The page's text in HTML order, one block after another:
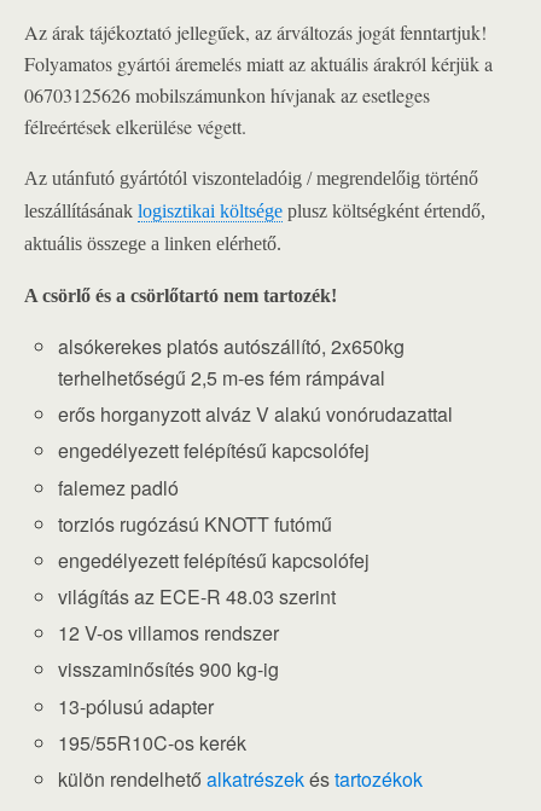
Az árak tájékoztató jellegűek, az árváltozás jogát fenntartjuk!
Folyamatos gyártói áremelés miatt az aktuális árakról kérjük a
06703125626 mobilszámunkon hívjanak az esetleges
félreértések elkerülése végett.
Az utánfutó gyártótól viszonteladóig / megrendelőig történő
leszállításának logisztikai költsége plusz költségként értendő,
aktuális összege a linken elérhető.
A csörlő és a csörlőtartó nem tartozék!
alsókerekes platós autószállító, 2x650kg
terhelhetőségű 2,5 m-es fém rámpával
erős horganyzott alváz V alakú vonórudazattal
engedélyezett felépítésű kapcsolófej
falemez padló
torziós rugózású KNOTT futómű
engedélyezett felépítésű kapcsolófej
világítás az ECE-R 48.03 szerint
12 V-os villamos rendszer
visszaminősítés 900 kg-ig
13-pólusú adapter
195/55R10C-os kerék
külön rendelhetőalkatrészekéstartozékok